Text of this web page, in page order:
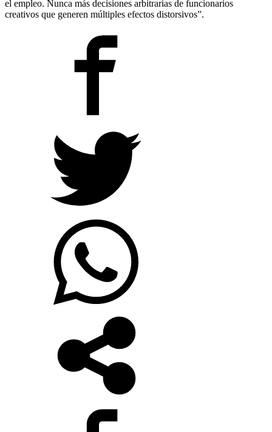
el empleo. Nunca más decisiones arbitrarias de funcionarios
creativos que generen múltiples efectos distorsivos”.